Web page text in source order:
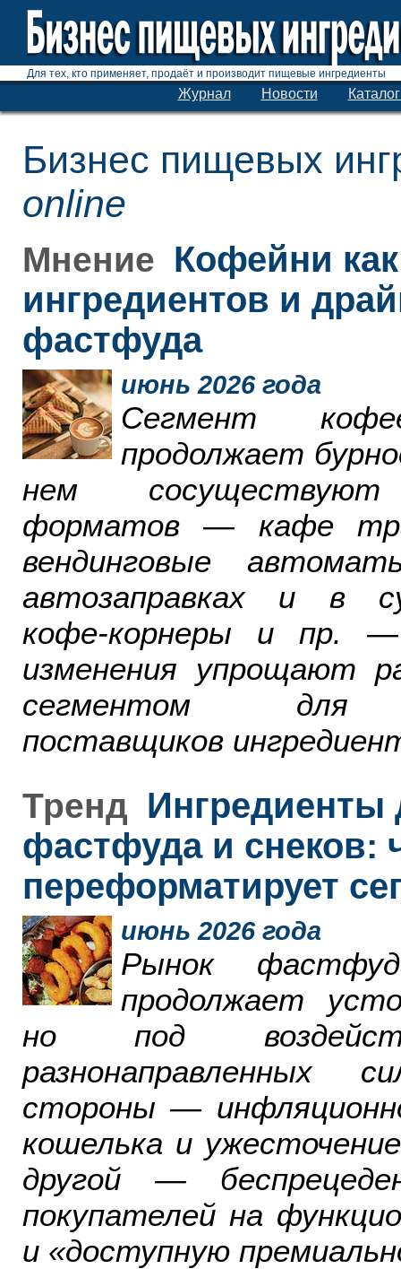
Для тех, кто применяет, продаёт и производит пищевые ингредиенты
Журнал Новости
Бизнес пищевых
online
Мнение Кофейни
ингредиентов и
фастфуда
июнь 2026 года
Сегмент
продолжает
нем
форматов — кафе
вендинговые
автозаправках и в
кофе-корнеры и пр.
изменения упрощают
сегментом для
поставщиков
Тренд Ингредиенты
фастфуда и снеков:
переформатирует
июнь 2026 года
Рынок
продолжает
но под
разнонаправленных
стороны —
кошелька и
другой —
покупателей на
и «доступную